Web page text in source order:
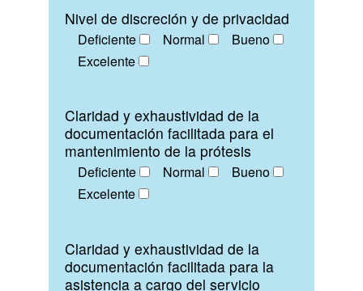
Nivel de discreción y de privacidad
Deficiente Normal
Bueno
Excelente
Claridad y exhaustividad de la
documentación facilitada para el
mantenimiento de la prótesis
Deficiente Normal
Bueno
Excelente
Claridad y exhaustividad de la
documentación facilitada para la
asistencia a cargo del servicio